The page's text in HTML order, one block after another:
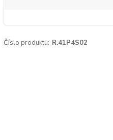
Číslo produktu: R.41P4S02